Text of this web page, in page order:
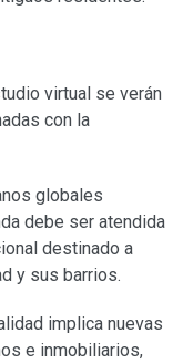
virtual se verán
con la
globales
debe ser atendida
destinado a
y sus barrios.
implica nuevas
e inmobiliarios,